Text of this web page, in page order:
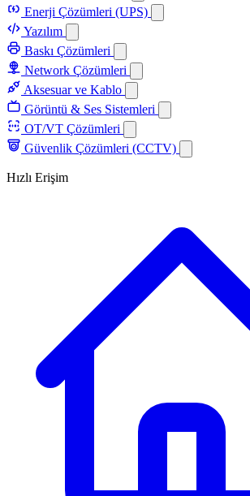
Enerji Çözümleri (UPS)
Yazılım
Baskı Çözümleri
Network Çözümleri
Aksesuar ve Kablo
Görüntü & Ses Sistemleri
OT/VT Çözümleri
Güvenlik Çözümleri (CCTV)
Hızlı Erişim